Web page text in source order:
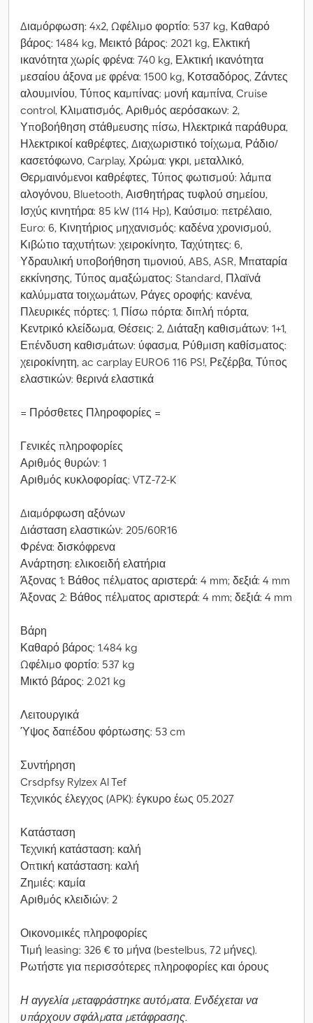
Διαμόρφωση: 4x2, Ωφέλιμο φορτίο: 537 kg, Καθαρό
βάρος: 1484 kg, Μεικτό βάρος: 2021 kg, Ελκτική
ικανότητα χωρίς φρένα: 740 kg, Ελκτική ικανότητα
μεσαίου άξονα με φρένα: 1500 kg, Κοτσαδόρος, Ζάντες
αλουμινίου, Τύπος καμπίνας: μονή καμπίνα, Cruise
control, Κλιματισμός, Αριθμός αερόσακων: 2,
Υποβοήθηση στάθμευσης πίσω, Ηλεκτρικά παράθυρα,
Ηλεκτρικοί καθρέφτες, Διαχωριστικό τοίχωμα, Ράδιο/
κασετόφωνο, Carplay, Χρώμα: γκρι, μεταλλικό,
Θερμαινόμενοι καθρέφτες, Τύπος φωτισμού: λάμπα
αλογόνου, Bluetooth, Αισθητήρας τυφλού σημείου,
Ισχύς κινητήρα: 85 kW (114 Hp), Καύσιμο: πετρέλαιο,
Euro: 6, Κινητήριος μηχανισμός: καδένα χρονισμού,
Κιβώτιο ταχυτήτων: χειροκίνητο, Ταχύτητες: 6,
Υδραυλική υποβοήθηση τιμονιού, ABS, ASR, Μπαταρία
εκκίνησης, Τύπος αμαξώματος: Standard, Πλαϊνά
καλύμματα τοιχωμάτων, Ράγες οροφής: κανένα,
Πλευρικές πόρτες: 1, Πίσω πόρτα: διπλή πόρτα,
Κεντρικό κλείδωμα, Θέσεις: 2, Διάταξη καθισμάτων: 1+1,
Επένδυση καθισμάτων: ύφασμα, Ρύθμιση καθίσματος:
χειροκίνητη, ac carplay EURO6 116 PS!, Ρεζέρβα, Τύπος
ελαστικών: θερινά ελαστικά
= Πρόσθετες Πληροφορίες =
Γενικές πληροφορίες
Αριθμός θυρών: 1
Αριθμός κυκλοφορίας: VTZ-72-K
Διαμόρφωση αξόνων
Διάσταση ελαστικών: 205/60R16
Φρένα: δισκόφρενα
Ανάρτηση: ελικοειδή ελατήρια
Άξονας 1: Βάθος πέλματος αριστερά: 4 mm; δεξιά: 4 mm
Άξονας 2: Βάθος πέλματος αριστερά: 4 mm; δεξιά: 4 mm
Βάρη
Καθαρό βάρος: 1.484 kg
Ωφέλιμο φορτίο: 537 kg
Μικτό βάρος: 2.021 kg
Λειτουργικά
Ύψος δαπέδου φόρτωσης: 53 cm
Συντήρηση
Crsdpfsy Rylzex Al Tef
Τεχνικός έλεγχος (APK): έγκυρο έως 05.2027
Κατάσταση
Τεχνική κατάσταση: καλή
Οπτική κατάσταση: καλή
Ζημιές: καμία
Αριθμός κλειδιών: 2
Οικονομικές πληροφορίες
Τιμή leasing: 326 € το μήνα (bestelbus, 72 μήνες).
Ρωτήστε για περισσότερες πληροφορίες και όρους
Η αγγελία μεταφράστηκε αυτόματα. Ενδέχεται να
υπάρχουν σφάλματα μετάφρασης.